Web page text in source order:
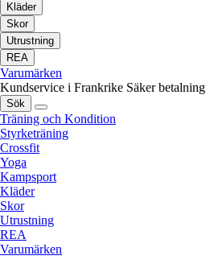
Kläder
Skor
Utrustning
REA
Varumärken
Kundservice i Frankrike Säker betalning
Sök
Träning och Kondition
Styrketräning
Crossfit
Yoga
Kampsport
Kläder
Skor
Utrustning
REA
Varumärken